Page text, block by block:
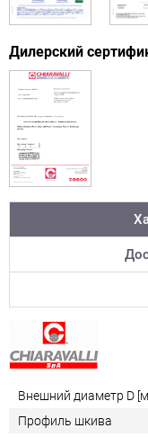
Дилерский
Внешний диаметр D
Профиль шкива